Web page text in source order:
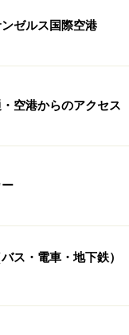
ゼルス国際空港
空港からのアクセス
ス・電車・地下鉄）